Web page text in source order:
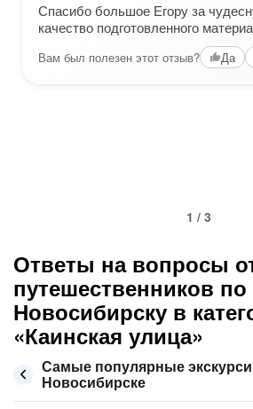
Спасибо большое Егору за
качество подготовленного
Вам был полезен этот отзыв? Да
1 / 3
Ответы на вопросы
путешественников по
Новосибирску в
«Каинская улица»
Самые популярные
Новосибирске